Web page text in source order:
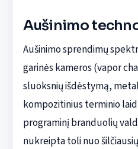
Aušinimo
Aušinimo sprendimų
garinės kameros (vapor
sluoksnių išdėstymą,
kompozitinius terminio
programinį branduolių
nukreipta toli nuo